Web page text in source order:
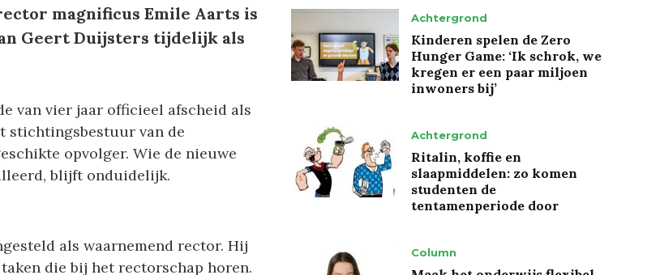
magnificus Emile Aarts is
Geert Duijsters tijdelijk als
van vier jaar officieel afscheid als
stichtingsbestuur van de
opvolger. Wie de nieuwe
blijft onduidelijk.
als waarnemend rector. Hij
die bij het rectorschap horen.
Achtergrond
Kinderen spelen de Zero
Hunger Game: ‘Ik schrok, we
kregen er een paar miljoen
inwoners bij’
Achtergrond
Ritalin, koffie en
slaapmiddelen: zo komen
studenten de
tentamenperiode door
Column